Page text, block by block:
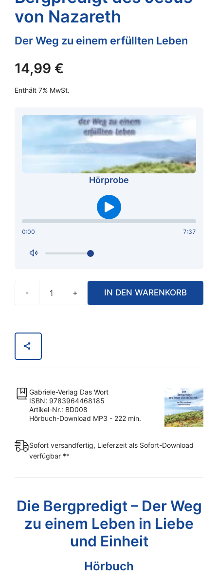
von Nazareth
Der Weg zu einem erfüllten Leben
14,99 €
Enthält 7% MwSt.
Hörprobe
0:00 7:37
-
Hörbuch
von
[Digital]
Menge
+ IN DEN WARENKORB
Gabriele-Verlag Das Wort
ISBN: 9783964468185
Artikel-Nr.: BD008
Hörbuch-Download MP3 - 222 min.
Sofort versandfertig, Lieferzeit als Sofort-Download
verfügbar **
Die Bergpredigt – Der Weg
zu einem Leben in Liebe
und Einheit
Hörbuch